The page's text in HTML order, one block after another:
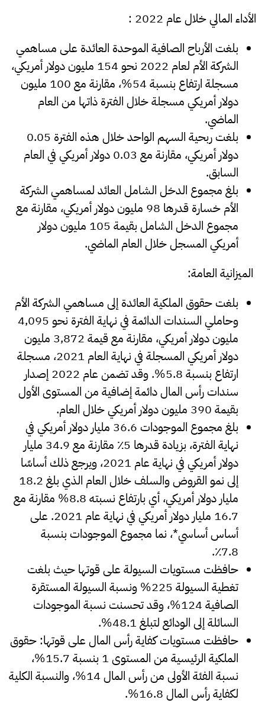
الأداء المالي خلال عام 2022
:
بلغت الأرباح الصافية الموحدة العائدة على مساهمي
الشركة الأم لعام 2022 نحو 154 مليون دولار أمريكي،
مسجلة ارتفاع بنسبة 54%، مقارنة مع 100 مليون
دولار أمريكي مسجلة خلال الفترة ذاتها من العام
الماضي.
بلغت ربحية السهم الواحد خلال هذه الفترة 0.05
دولار أمريكي، مقارنة مع 0.03 دولار أمريكي في العام
السابق.
بلغ مجموع الدخل الشامل العائد لمساهمي الشركة
الأم خسارة قدرها 98 مليون دولار أمريكي، مقارنة مع
مجموع الدخل الشامل بقيمة 105 مليون دولار
أمريكي المسجل خلال العام الماضي.
الميزانية العامة:
بلغت حقوق الملكية العائدة إلى مساهمي الشركة الأم
وحاملي السندات الدائمة في نهاية الفترة نحو 4,095
مليون دولار أمريكي، مقارنة مع قيمة 3,872 مليون
دولار أمريكي المسجلة في نهاية العام 2021، مسجلة
ارتفاع بنسبة 5.8%. وقد تضمن عام 2022 إصدار
سندات رأس المال دائمة إضافية من المستوى الأول
بقيمة 390 مليون دولار أمريكي خلال العام.
بلغ مجموع الموجودات 36.6 مليار دولار أمريكي في
نهاية الفترة، بزيادة قدرها 5٪ مقارنة مع 34.9 مليار
دولار أمريكي في نهاية عام 2021، ويرجع ذلك أساسًا
إلى نمو القروض والسلف خلال العام الذي بلغ 18.2
مليار دولار أمريكي، أي بارتفاع نسبته 8.8% مقارنة مع
16.7 مليار دولار أمريكي في نهاية عام 2021. على
أساس أساسي*، نما مجموع الموجودات بنسبة
7.8٪.
حافظت مستويات السيولة على قوتها حيث بلغت
تغطية السيولة 225% ونسبة السيولة المستقرة
الصافية 124%، وقد تحسنت نسبة الموجودات
السائلة إلى الودائع لتبلغ 48.1%.
حافظت مستويات كفاية رأس المال على قوتها: حقوق
الملكية الرئيسية من المستوى 1 بنسبة 15.7%،
نسبة الفئة الأولى من رأس المال 14%، والنسبة الكلية
لكفاية رأس المال 16.8%.